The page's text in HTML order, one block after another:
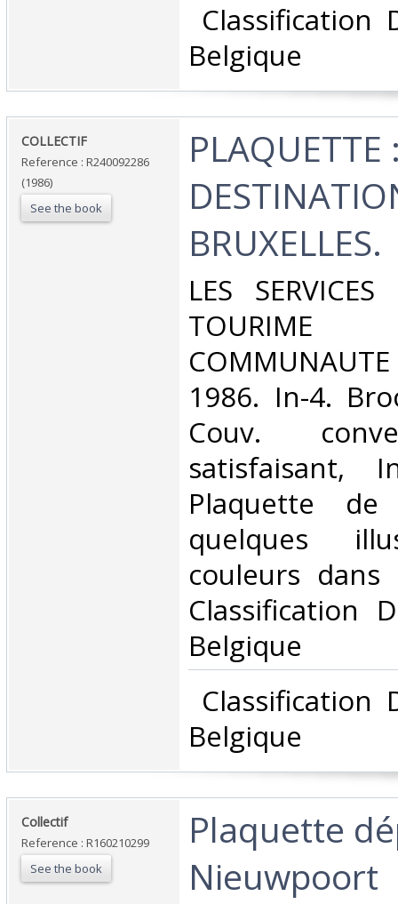
Classification
Belgique‎
‎COLLECTIF‎
Reference : R240092286
(1986)
See the book
‎PLAQUETTE
BRUXELLES.‎
‎LES
1986. In-4.
Couv.
satisfaisant,
Plaquette
quelques
couleurs
Classification
Belgique‎
Classification
Belgique‎
‎Collectif‎
Reference : R160210299
See the book
‎Plaquette
Nieuwpoort‎